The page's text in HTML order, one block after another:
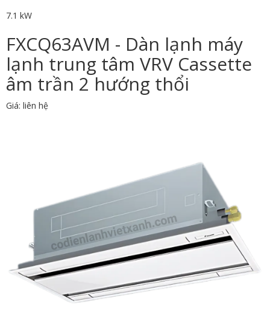
7.1 kW
FXCQ63AVM - Dàn lạnh máy
lạnh trung tâm VRV Cassette
âm trần 2 hướng thổi
Giá: liên hệ